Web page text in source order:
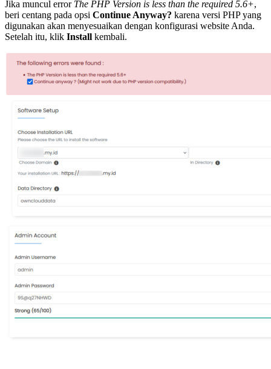
Jika muncul error The PHP Version is less than the required 5.6+,
beri centang pada opsi Continue Anyway? karena versi PHP yang
digunakan akan menyesuaikan dengan konfigurasi website Anda.
Setelah itu, klik Install kembali.